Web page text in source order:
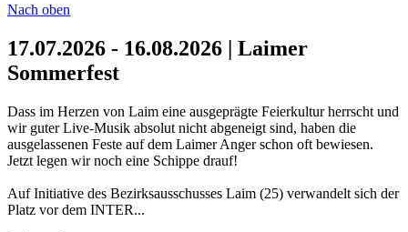
Nach oben
17.07.2026 - 16.08.2026 | Laimer
Sommerfest
Dass im Herzen von Laim eine ausgeprägte Feierkultur herrscht und
wir guter Live-Musik absolut nicht abgeneigt sind, haben die
ausgelassenen Feste auf dem Laimer Anger schon oft bewiesen.
Jetzt legen wir noch eine Schippe drauf!
Auf Initiative des Bezirksausschusses Laim (25) verwandelt sich der
Platz vor dem INTER...